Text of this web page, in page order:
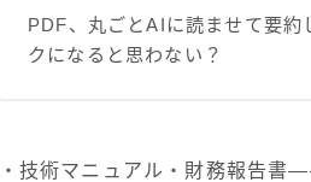
PDF、丸ごとAIに読ませて要約
クになると思わない？
技術マニュアル・財務報告